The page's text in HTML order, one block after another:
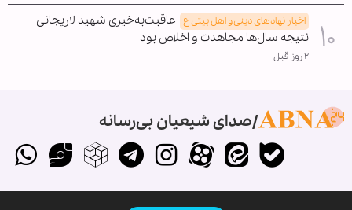
اخبار نهادهای دینی و اهل بیتی ع عاقبت‌به‌خیری شهید لاریجانی
نتیجه سال‌ها مجاهدت و اخلاص بود
۲ روز قبل
صدای شیعیان بی‌رسانه